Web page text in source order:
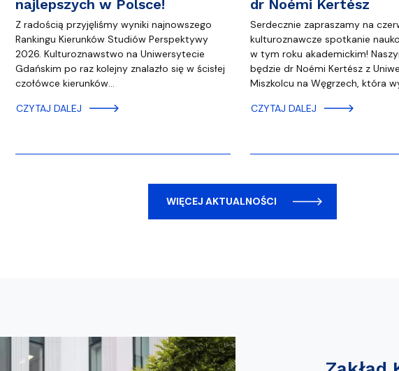
najlepszych w Polsce!
Z radością przyjęliśmy wyniki najnowszego
Rankingu Kierunków Studiów Perspektywy
2026. Kulturoznawstwo na Uniwersytecie
Gdańskim po raz kolejny znalazło się w ścisłej
czołówce kierunków…
CZYTAJ DALEJ
dr Noémi Kertész
Serdecznie zapraszamy na
kulturoznawcze spotkanie
w tym roku akademickim!
będzie dr Noémi Kertész z
Miszkolcu na Węgrzech, która
CZYTAJ DALEJ
WIĘCEJ AKTUALNOŚCI